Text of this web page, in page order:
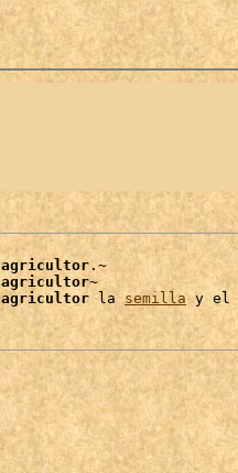
agricultor .~
agricultor~
agricultor la semilla y el